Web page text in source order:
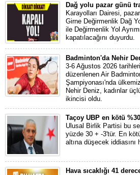
Dağ yolu pazar günü
Karayolları Dairesi,
Girne Değirmenlik Dağ
ile Değirmenlik Yol
kapatılacağını duyurdu.
Badminton'da Nehir
3-6 Ağustos 2026
düzenlenen Air
Şampiyonası'nda
Nehir Deniz, kadınlar
ikincisi oldu.
Taçoy UBP en kötü
Ulusal Birlik Partisi bu
yüzde 30 + -3'tür. En
altına düşecek
Hava sıcaklığı 41